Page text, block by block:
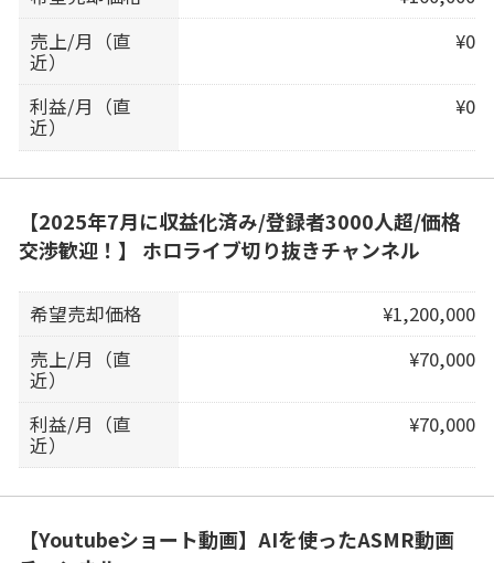
売上/月（直
近）
¥0
利益/月（直
近）
¥0
【2025年7月に収益化済み/登録者3000人超/価格
交渉歓迎！】 ホロライブ切り抜きチャンネル
希望売却価格
¥1,200,000
売上/月（直
近）
¥70,000
利益/月（直
近）
¥70,000
【Youtubeショート動画】AIを使ったASMR動画